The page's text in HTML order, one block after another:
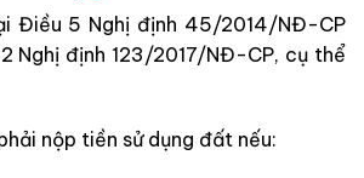
Điều 5 Nghị định 45/2014/NĐ-CP
Nghị định 123/2017/NĐ-CP, cụ thể
nộp tiền sử dụng đất nếu: